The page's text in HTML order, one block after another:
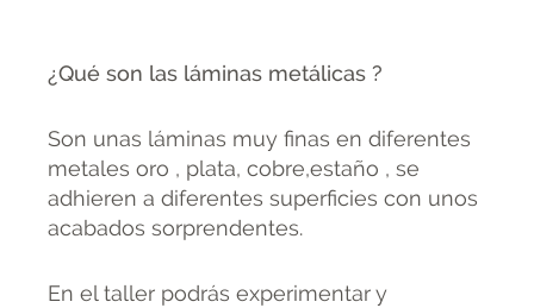
¿Qué son las láminas metálicas ?
Son unas láminas muy finas en diferentes
metales oro , plata, cobre,estaño , se
adhieren a diferentes superficies con unos
acabados sorprendentes.
En el taller podrás experimentar y